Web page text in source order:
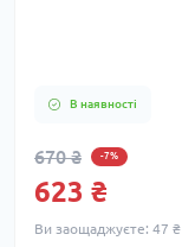
В наявності
670 ₴ -7%
623 ₴
Ви заощаджуєте: 47 ₴